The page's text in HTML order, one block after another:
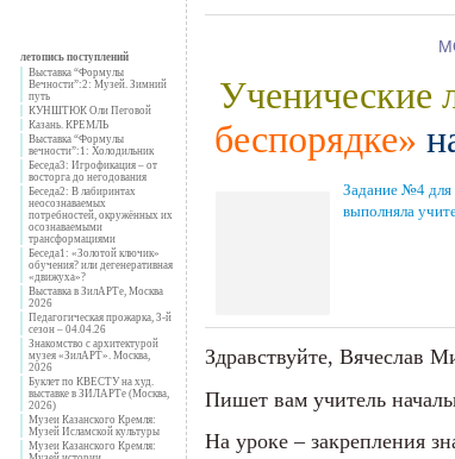
летопись поступлений
Выставка “Формулы
Вечности”:2: Музей. Зимний
путь
КУНШТЮК Оли Пеговой
Казань. КРЕМЛЬ
Выставка “Формулы
вечности”:1: Холодильник
Беседа3: Игрофикация – от
восторга до негодования
Беседа2: В лабиринтах
неосознаваемых
потребностей, окружённых их
осознаваемыми
трансформациями
Беседа1: «Золотой ключик»
обучения? или дегенеративная
«движуха»?
Выставка в ЗилАРТе, Москва
2026
Педагогическая прожарка, 3-й
сезон – 04.04.26
Знакомство с архитектурой
музея «ЗилАРТ». Москва,
2026
Буклет по КВЕСТУ на худ.
выставке в ЗИЛАРТе (Москва,
2026)
Музеи Казанского Кремля:
Музей Исламской культуры
Музеи Казанского Кремля:
беспорядке»
Задание №4
выполняла
Здравствуйте, Вячеслав
Пишет вам учитель
На уроке – закрепления